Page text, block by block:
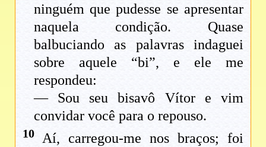
ninguém que pudesse se apresentar
naquela condição. Quase
balbuciando as palavras indaguei
sobre aquele “bi”, e ele me
respondeu:
— Sou seu bisavô Vítor e vim
convidar você para o repouso.
10 Aí, carregou-me nos braços; foi